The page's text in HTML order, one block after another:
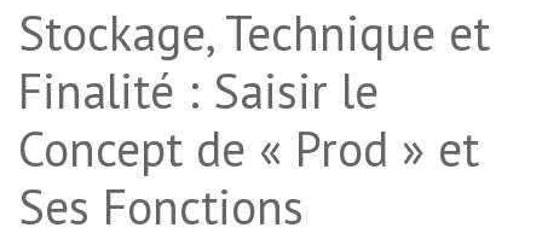
Stockage, Technique et
Finalité : Saisir le
Concept de « Prod » et
Ses Fonctions